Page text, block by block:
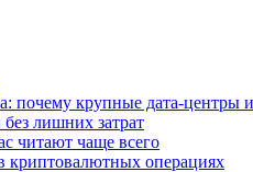
почему крупные дата-
лишних затрат
читают чаще всего
криптовалютных операциях